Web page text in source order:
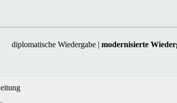
diplomatische Wiedergabe | modernisierte